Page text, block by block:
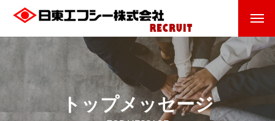
トップメッセージ